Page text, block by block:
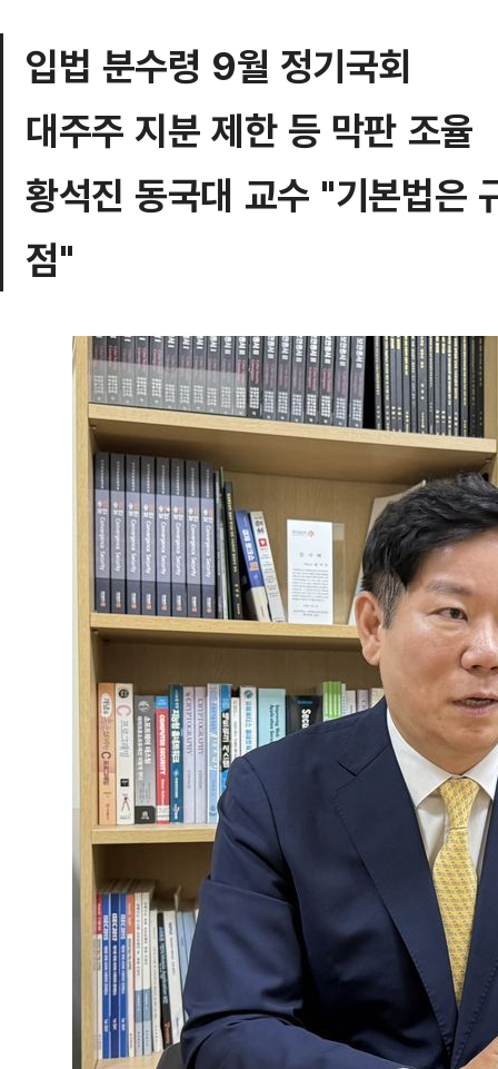
입법 분수령 9월 정기국회
대주주 지분 제한 등 막판 조율
황석진 동국대 교수 "기본법은
점"